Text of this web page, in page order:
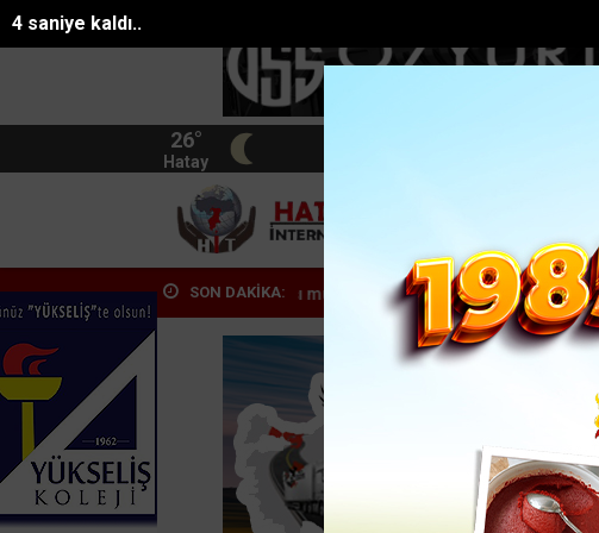
2 saniye kaldı..
26°
Hatay
SON DAKİKA:
kirliliğine karşı mücad... Pasajda ölü bulunan Eyüp Can davası sürüyor